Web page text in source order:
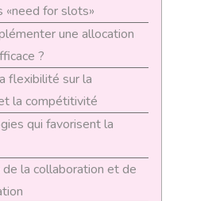
«need for slots»
une allocation
?
flexibilité sur la
la compétitivité
qui favorisent la
la collaboration et de